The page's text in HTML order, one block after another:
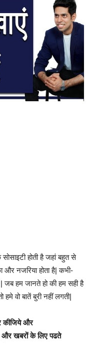
होती है जहां बहुत से
और नजरिया होता है| कभी-
जब हम जानते हो की हम सही है
वो बातें बुरी नहीं लगती|
कीजिये और
और खबरों के लिए पढते